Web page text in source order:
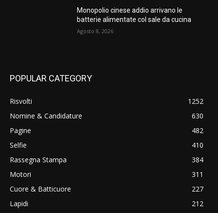
Monopolio cinese addio arrivano le
batterie alimentate col sale da cucina
Agosto 8, 2026
POPULAR CATEGORY
Risvolti
1252
Nomine & Candidature
630
Pagine
482
Selfie
410
Rassegna Stampa
384
Motori
311
Cuore & Batticuore
227
Lapidi
212